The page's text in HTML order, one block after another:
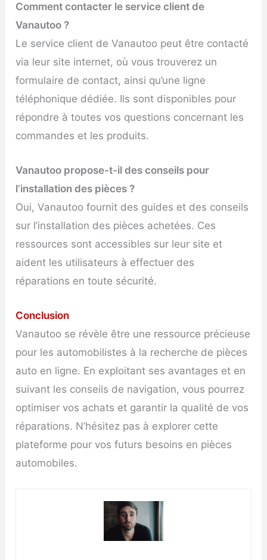
Comment contacter le service client de
Vanautoo ?
Le service client de Vanautoo peut être contacté
via leur site internet, où vous trouverez un
formulaire de contact, ainsi qu’une ligne
téléphonique dédiée. Ils sont disponibles pour
répondre à toutes vos questions concernant les
commandes et les produits.
Vanautoo propose-t-il des conseils pour
l’installation des pièces ?
Oui, Vanautoo fournit des guides et des conseils
sur l’installation des pièces achetées. Ces
ressources sont accessibles sur leur site et
aident les utilisateurs à effectuer des
réparations en toute sécurité.
Conclusion
Vanautoo se révèle être une ressource précieuse
pour les automobilistes à la recherche de pièces
auto en ligne. En exploitant ses avantages et en
suivant les conseils de navigation, vous pourrez
optimiser vos achats et garantir la qualité de vos
réparations. N’hésitez pas à explorer cette
plateforme pour vos futurs besoins en pièces
automobiles.